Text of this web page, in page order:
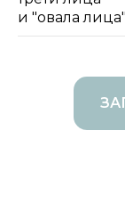
и "овала лица"